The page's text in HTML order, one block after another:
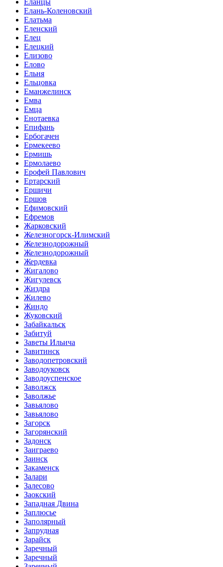
Еланцы
Елань-Коленовский
Елатьма
Еленский
Елец
Елецкий
Елизово
Елово
Ельня
Ельцовка
Еманжелинск
Емва
Емца
Енотаевка
Епифань
Ербогачен
Ермекеево
Ермишь
Ермолаево
Ерофей Павлович
Ертарский
Ершичи
Ершов
Ефимовский
Ефремов
Жарковский
Железногорск-Илимский
Железнодорожный
Железнодорожный
Жердевка
Жигалово
Жигулевск
Жиздра
Жилево
Жиндо
Жуковский
Забайкальск
Забитуй
Заветы Ильича
Завитинск
Заводопетровский
Заводоуковск
Заводоуспенское
Заволжск
Заволжье
Завьялово
Завьялово
Загорск
Загорянский
Задонск
Заиграево
Заинск
Закаменск
Залари
Залесово
Заокский
Западная Двина
Заплюсье
Заполярный
Запрудная
Зарайск
Заречный
Заречный